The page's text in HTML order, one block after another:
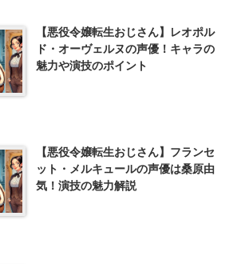
【悪役令嬢転生おじさん】レオポル
ド・オーヴェルヌの声優！キャラの
魅力や演技のポイント
【悪役令嬢転生おじさん】フランセ
ット・メルキュールの声優は桑原由
気！演技の魅力解説